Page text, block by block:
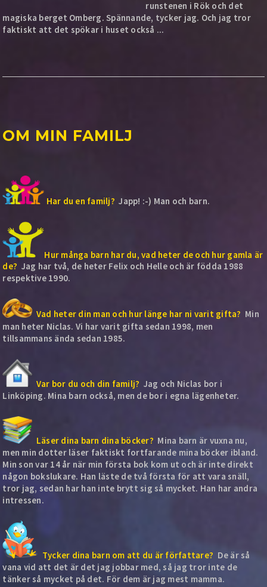
runstenen i Rök och det
magiska berget Omberg. Spännande, tycker jag. Och jag tror
faktiskt att det spökar i huset också ...​
OM MIN FAMILJ
Har du en familj? Japp! :-) Man och barn.
Hur många barn har du, vad heter de och hur gamla är
de? Jag har två, de heter Felix och Helle och är födda 1988
respektive 1990.
Vad heter din man och hur länge har ni varit gifta? Min
man heter Niclas. Vi har varit gifta sedan 1998, men
tillsammans ända sedan 1985.
Var bor du och din familj? Jag och Niclas bor i
Linköping. Mina barn också, men de bor i egna lägenheter.
Läser dina barn dina böcker? Mina barn är vuxna nu,
men min dotter läser faktiskt fortfarande mina böcker ibland.
Min son var 14 år när min första bok kom ut och är inte direkt
någon bokslukare. Han läste de två första för att vara snäll,
tror jag, sedan har han inte brytt sig så mycket. Han har andra
intressen.
Tycker dina barn om att du är författare? De är så
vana vid att det är det jag jobbar med, så jag tror inte de
tänker så mycket på det. För dem är jag mest mamma.